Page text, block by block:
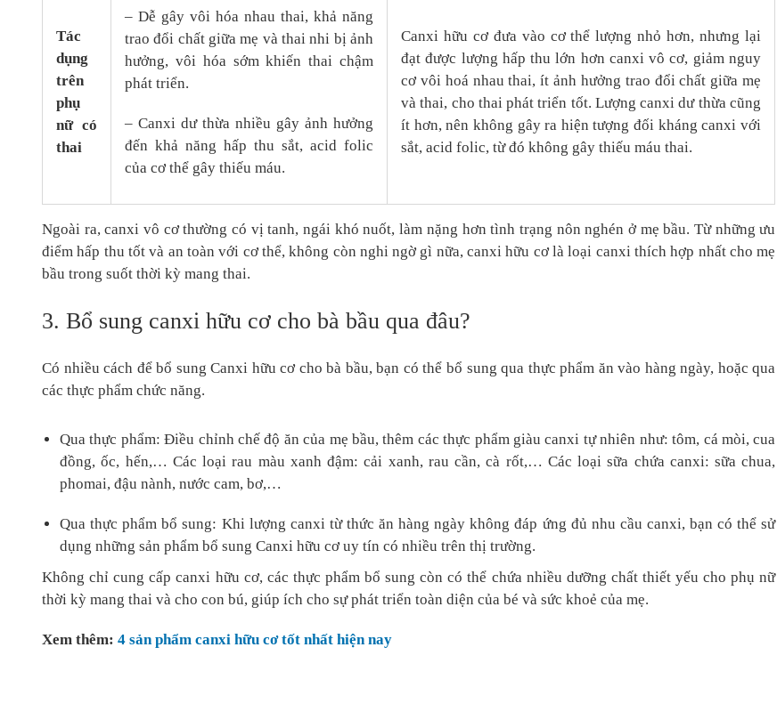
Tác
dụng
trên
phụ
nữ có
thai
– Dễ gây vôi hóa nhau thai, khả năng
trao đổi chất giữa mẹ và thai nhi bị ảnh
hưởng, vôi hóa sớm khiến thai chậm
phát triển.
– Canxi dư thừa nhiều gây ảnh hưởng
đến khả năng hấp thu sắt, acid folic
của cơ thể gây thiếu máu.
Canxi hữu cơ đưa vào cơ thể lượng nhỏ hơn, nhưng lại
đạt được lượng hấp thu lớn hơn canxi vô cơ, giảm nguy
cơ vôi hoá nhau thai, ít ảnh hưởng trao đổi chất giữa mẹ
và thai, cho thai phát triển tốt. Lượng canxi dư thừa cũng
ít hơn, nên không gây ra hiện tượng đối kháng canxi với
sắt, acid folic, từ đó không gây thiếu máu thai.
Ngoài ra, canxi vô cơ thường có vị tanh, ngái khó nuốt, làm nặng hơn tình trạng nôn nghén ở mẹ bầu. Từ những ưu
điểm hấp thu tốt và an toàn với cơ thể, không còn nghi ngờ gì nữa, canxi hữu cơ là loại canxi thích hợp nhất cho mẹ
bầu trong suốt thời kỳ mang thai.
3. Bổ sung canxi hữu cơ cho bà bầu qua đâu?
Có nhiều cách để bổ sung Canxi hữu cơ cho bà bầu, bạn có thể bổ sung qua thực phẩm ăn vào hàng ngày, hoặc qua
các thực phẩm chức năng.
Qua thực phẩm: Điều chỉnh chế độ ăn của mẹ bầu, thêm các thực phẩm giàu canxi tự nhiên như: tôm, cá mòi, cua
đồng, ốc, hến,… Các loại rau màu xanh đậm: cải xanh, rau cần, cà rốt,… Các loại sữa chứa canxi: sữa chua,
phomai, đậu nành, nước cam, bơ,…
Qua thực phẩm bổ sung: Khi lượng canxi từ thức ăn hàng ngày không đáp ứng đủ nhu cầu canxi, bạn có thể sử
dụng những sản phẩm bổ sung Canxi hữu cơ uy tín có nhiều trên thị trường.
Không chỉ cung cấp canxi hữu cơ, các thực phẩm bổ sung còn có thể chứa nhiều dưỡng chất thiết yếu cho phụ nữ
thời kỳ mang thai và cho con bú, giúp ích cho sự phát triển toàn diện của bé và sức khoẻ của mẹ.
Xem thêm: 4 sản phẩm canxi hữu cơ tốt nhất hiện nay